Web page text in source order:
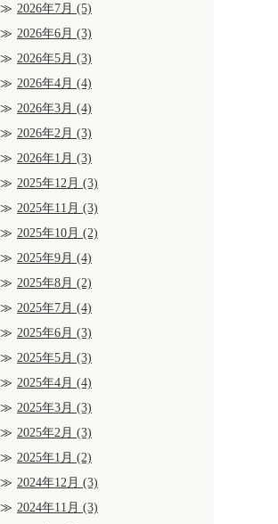
2026年7月 (5)
2026年6月 (3)
2026年5月 (3)
2026年4月 (4)
2026年3月 (4)
2026年2月 (3)
2026年1月 (3)
2025年12月 (3)
2025年11月 (3)
2025年10月 (2)
2025年9月 (4)
2025年8月 (2)
2025年7月 (4)
2025年6月 (3)
2025年5月 (3)
2025年4月 (4)
2025年3月 (3)
2025年2月 (3)
2025年1月 (2)
2024年12月 (3)
2024年11月 (3)